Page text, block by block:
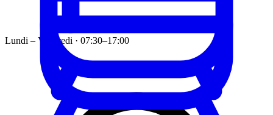
Lundi – Vendredi · 07:30–17:00